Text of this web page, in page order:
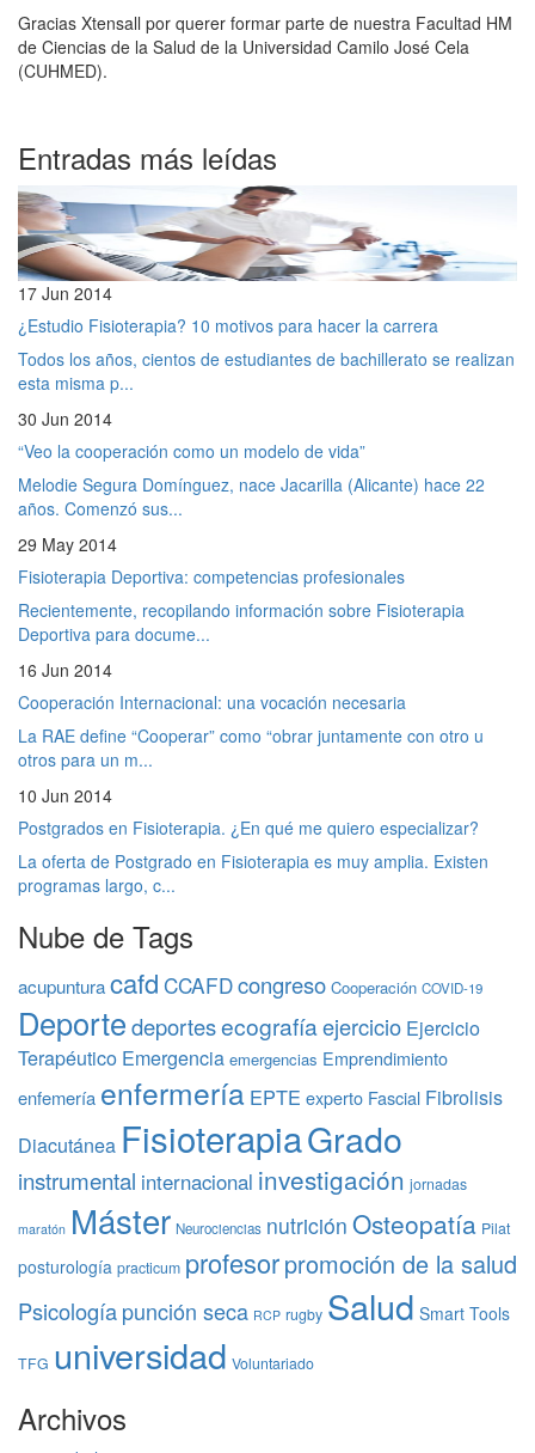
Gracias Xtensall por querer formar parte de nuestra Facultad HM
de Ciencias de la Salud de la Universidad Camilo José Cela
(CUHMED).
Entradas más leídas
17 Jun 2014
¿Estudio Fisioterapia? 10 motivos para hacer la carrera
Todos los años, cientos de estudiantes de bachillerato se realizan
esta misma p...
30 Jun 2014
“Veo la cooperación como un modelo de vida”
Melodie Segura Domínguez, nace Jacarilla (Alicante) hace 22
años. Comenzó sus...
29 May 2014
Fisioterapia Deportiva: competencias profesionales
Recientemente, recopilando información sobre Fisioterapia
Deportiva para docume...
16 Jun 2014
Cooperación Internacional: una vocación necesaria
La RAE define “Cooperar” como “obrar juntamente con otro u
otros para un m...
10 Jun 2014
Postgrados en Fisioterapia. ¿En qué me quiero especializar?
La oferta de Postgrado en Fisioterapia es muy amplia. Existen
programas largo, c...
Nube de Tags
acupunturacafd CCAFDcongreso Cooperación COVID-19
Deportedeportesecografíaejercicio Ejercicio
Terapéutico Emergencia emergencias Emprendimiento
enfemería enfermería EPTE experto Fascial Fibrolisis
Diacutánea FisioterapiaGrado
instrumental internacional investigación jornadas
maratón Máster Neurociencias nutrición Osteopatía Pilat
posturología practicum profesorpromoción de la salud
Psicologíapunción seca RCP rugby Salud Smart Tools
TFG universidad Voluntariado
Archivos